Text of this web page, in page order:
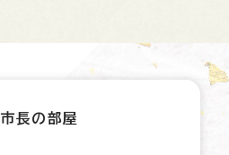
市長の部屋